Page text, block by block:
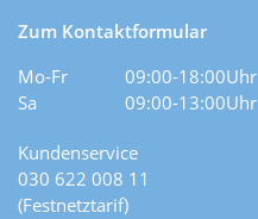
Zum Kontaktformular
Mo-Fr
09:00-18:00Uhr
Sa
09:00-13:00Uhr
Kundenservice
030 622 008 11
(Festnetztarif)